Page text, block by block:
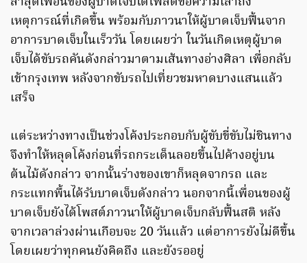
เหตุการณ์ที่เกิดขึ้น พร้อมกับภาวนาให้ผู้บาดเจ็บฟื้นจาก
อาการบาดเจ็บในเร็ววัน โดยเผยว่า ในวันเกิดเหตุผู้บาด
เจ็บได้ขับรถคันดังกล่าวมาตามเส้นทางอ่างศิลา เพื่อกลับ
เข้ากรุงเทพ หลังจากขับรถไปเที่ยวชมหาดบางแสนแล้ว
เสร็จ
แต่ระหว่างทางเป็นช่วงโค้งประกอบกับผู้ขับขี่ขับไม่ชินทาง
จึงทำให้หลุดโค้งก่อนที่รถกระเด็นลอยขึ้นไปค้างอยู่บน
ต้นไม้ดังกล่าว จากนั้นร่างของเขาก็หลุดจากรถ และ
กระแทกพื้นได้รับบาดเจ็บดังกล่าว นอกจากนี้เพื่อนของผู้
บาดเจ็บยังได้โพสต์ภาวนาให้ผู้บาดเจ็บกลับฟื้นสติ หลัง
จากเวลาล่วงผ่านเกือบจะ 20 วันแล้ว แต่อาการยังไม่ดีขึ้น
โดยเผยว่าทุกคนยังคิดถึง และยังรออยู่